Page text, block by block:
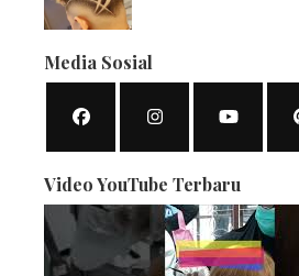
Media Sosial
Video YouTube Terbaru